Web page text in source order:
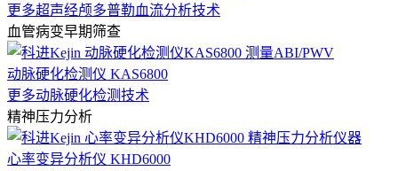
更多超声经颅多普勒血流分析技术
血管病变早期筛查
动脉硬化检测仪 KAS6800
更多动脉硬化检测技术
精神压力分析
心率变异分析仪 KHD6000